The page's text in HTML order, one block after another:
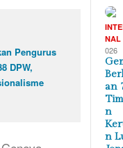
Pengurus
DPW,
NAL
026
an
n
n